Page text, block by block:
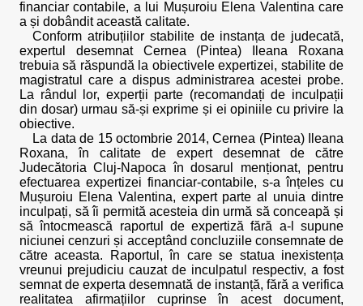
financiar contabile, a lui Mușuroiu Elena Valentina care
a și dobândit această calitate.
Conform atribuțiilor stabilite de instanța de judecată,
expertul desemnat Cernea (Pintea) Ileana Roxana
trebuia să răspundă la obiectivele expertizei, stabilite de
magistratul care a dispus administrarea acestei probe.
La rândul lor, experții parte (recomandați de inculpații
din dosar) urmau să-și exprime și ei opiniile cu privire la
obiective.
La data de 15 octombrie 2014, Cernea (Pintea) Ileana
Roxana, în calitate de expert desemnat de către
Judecătoria Cluj-Napoca în dosarul menționat, pentru
efectuarea expertizei financiar-contabile, s-a înțeles cu
Mușuroiu Elena Valentina, expert parte al unuia dintre
inculpați, să îi permită acesteia din urmă să conceapă și
să întocmească raportul de expertiză fără a-l supune
niciunei cenzuri și acceptând concluziile consemnate de
către aceasta. Raportul, în care se statua inexistența
vreunui prejudiciu cauzat de inculpatul respectiv, a fost
semnat de experta desemnată de instanță, fără a verifica
realitatea afirmațiilor cuprinse în acest document,